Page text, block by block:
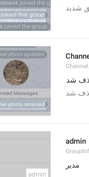
شدید
شد
شد
admin
مدیر